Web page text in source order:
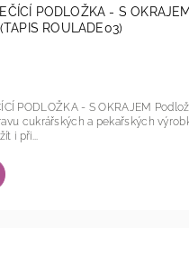
PODLOŽKA - S OKRAJEM
ROULADE03)
- S OKRAJEM Podložka je skvělá
cukrářských a pekařských
i při...